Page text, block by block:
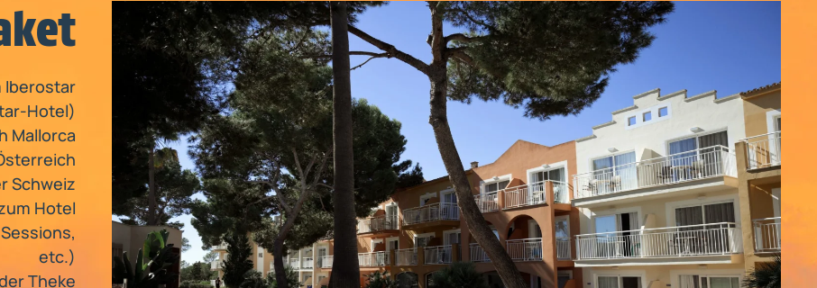
Iberostar
Hotel)
Mallorca
Schweiz
Hotel
etc.)
Theke